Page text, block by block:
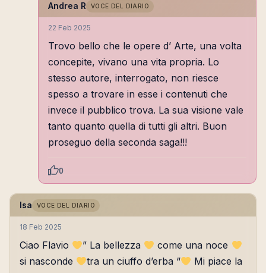
Andrea R VOCE DEL DIARIO
22 Feb 2025
Trovo bello che le opere d’ Arte, una volta
concepite, vivano una vita propria. Lo
stesso autore, interrogato, non riesce
spesso a trovare in esse i contenuti che
invece il pubblico trova. La sua visione vale
tanto quanto quella di tutti gli altri. Buon
proseguo della seconda saga!!!
0
Isa VOCE DEL DIARIO
18 Feb 2025
Ciao Flavio ” La bellezza
come una noce
si nasconde
tra un ciuffo d’erba “
Mi piace la